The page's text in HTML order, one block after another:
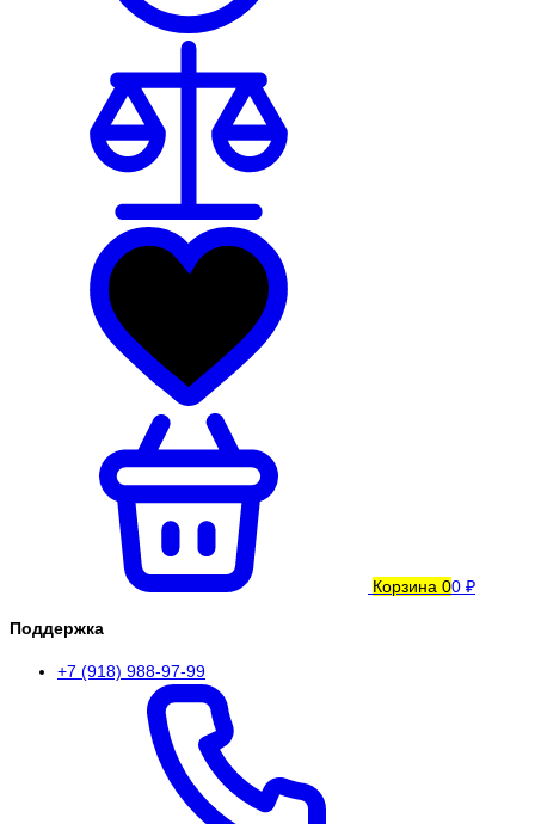
Корзина 00 ₽
Поддержка
+7 (918) 988-97-99